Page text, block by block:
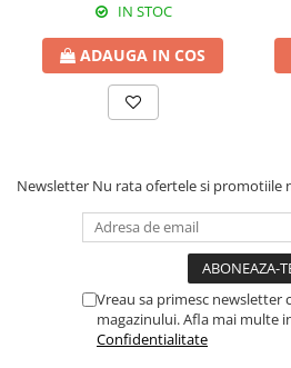
IN STOC
ADAUGA IN COS
Newsletter Nu rata ofertele si promotiile
Vreau sa primesc newsletter
magazinului. Afla mai multe
Confidentialitate